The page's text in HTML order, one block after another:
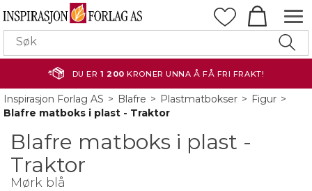
DU ER1 200 KRONER UNNA Å FÅ FRI FRAKT!
Inspirasjon Forlag AS> Blafre> Plastmatbokser> Figur>
Blafre matboks i plast - Traktor
Blafre matboks i plast -
Traktor
Mørk blå